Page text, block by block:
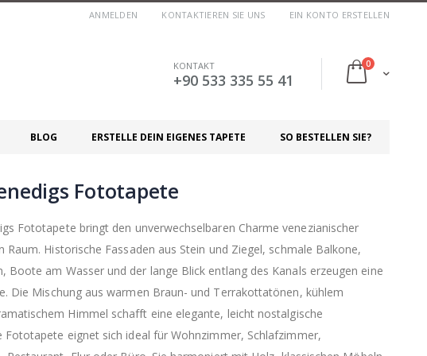
ANMELDEN KONTAKTIEREN SIE UNS EIN KONTO ERSTELLEN
Cart
0Artikel
KONTAKT
+90 533 335 55 41
SO BESTELLEN SIE?
ERSTELLE DEIN EIGENES TAPETE
BLOG
Fototapete
Fototapete bringt den unverwechselbaren Charme venezianischer
Raum. Historische Fassaden aus Stein und Ziegel, schmale Balkone,
Boote am Wasser und der lange Blick entlang des Kanals erzeugen eine
Die Mischung aus warmen Braun- und Terrakottatönen, kühlem
Himmel schafft eine elegante, leicht nostalgische
Fototapete eignet sich ideal für Wohnzimmer, Schlafzimmer,